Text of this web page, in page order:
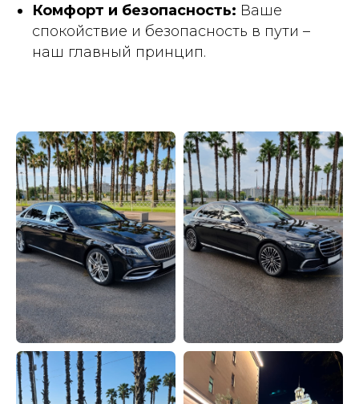
Комфорт и безопасность: Ваше
спокойствие и безопасность в пути –
наш главный принцип.